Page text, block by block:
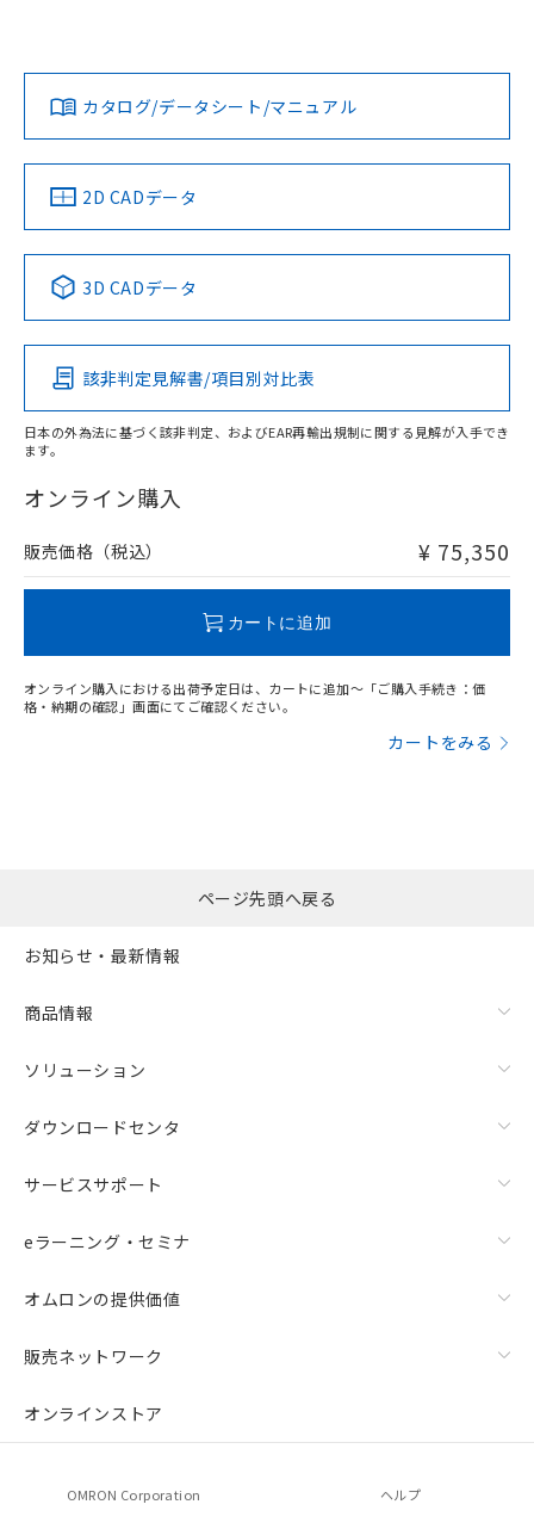
ダウンロードデータをご利用いただく前に、以下を必ずお読
みください。
ソフトウェアの使用条件
対応済み
中国 RoHS 注意事項・凡例
Pb Hg Cd Cr(VI)
O
在庫等で未対応品が混在する可能性があります。
問い合わせください。
LR型式承認
（イギリス
船舶規格）
DNV型式承認
（ノルウェー
BV型式承認
（フランス
KR型式
（韓国
Yes No No No
この製品の規格認証/適合状況ページへ
その他の認証はこちらのページからご検索ください
カタログ/データシート/マニュアル
2D CADデータ
3D CADデータ
該非判定見解書/項目別対比表
日本の外為法に基づく該非判定、およびEAR再輸出規制に関する見解が入手でき
ます。
オンライン購入
販売価格（税込） ¥ 75,350
カートに追加
オンライン購入における出荷予定日は、カートに追加～「ご購入手続き：価
格・納期の確認」画面にてご確認ください。
カートをみる
ページ先頭へ戻る
お知らせ・最新情報
商品情報
ソリューション
ダウンロードセンタ
サービスサポート
eラーニング・セミナ
オムロンの提供価値
販売ネットワーク
オンラインストア
OMRON Corporation ヘルプ